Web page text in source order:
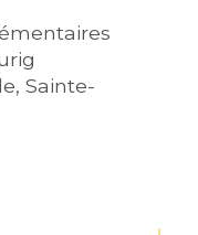
Sainte-